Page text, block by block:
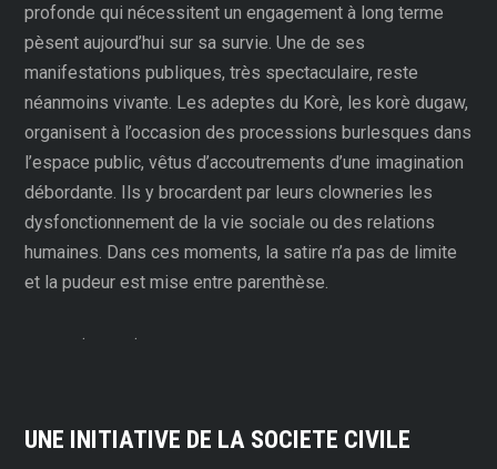
profonde qui nécessitent un engagement à long terme
pèsent aujourd’hui sur sa survie. Une de ses
manifestations publiques, très spectaculaire, reste
néanmoins vivante. Les adeptes du Korè, les korè dugaw,
organisent à l’occasion des processions burlesques dans
l’espace public, vêtus d’accoutrements d’une imagination
débordante. Ils y brocardent par leurs clowneries les
dysfonctionnement de la vie sociale ou des relations
humaines. Dans ces moments, la satire n’a pas de limite
et la pudeur est mise entre parenthèse.
. .
UNE INITIATIVE DE LA SOCIETE CIVILE